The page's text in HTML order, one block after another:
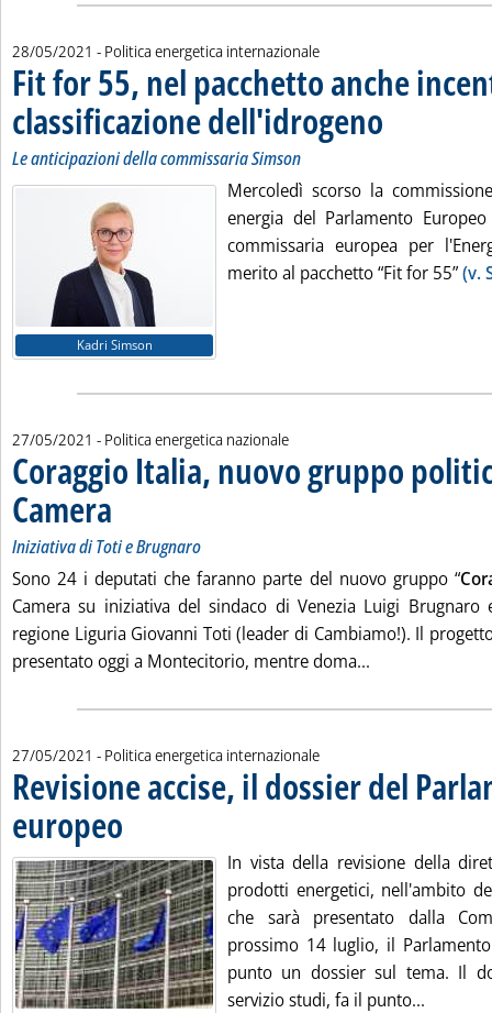
28/05/2021 - Politica energetica internazionale
Fit for 55, nel pacchetto anche
classificazione dell'idrogeno
Le anticipazioni della commissaria Simson
Kadri Simson
Mercoledì scorso la
energia del Parlamento
commissaria europea per
merito al pacchetto “Fit for 55”(v.
27/05/2021 - Politica energetica nazionale
Coraggio Italia, nuovo gruppo
Camera . Sottotitolo: Iniziativa di Toti e Brugnaro
. Pubblicata giovedì 27 maggio 2021 alle 12.19.
Iniziativa di Toti e Brugnaro
Sono 24 i deputati che faranno parte del nuovo gruppo “
Camera su iniziativa del sindaco di Venezia Luigi Brugnaro
regione Liguria Giovanni Toti (leader di Cambiamo!). Il
presentato oggi a Montecitorio, mentre doma...
27/05/2021 - Politica energetica internazionale
Revisione accise, il dossier del
europeo
In vista della revisione della
prodotti energetici, nell'ambito
che sarà presentato dalla
prossimo 14 luglio, il
punto un dossier sul tema. Il
servizio studi, fa il punto...